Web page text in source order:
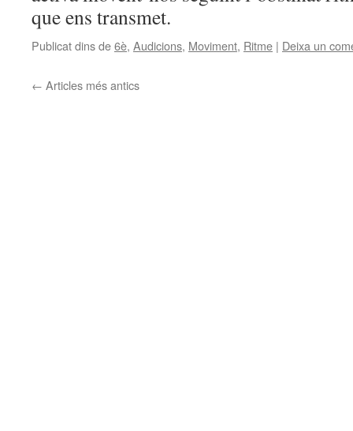
que ens transmet.
Publicat dins de6è, Audicions, Moviment, Ritme | Deixa un
← Articles més antics